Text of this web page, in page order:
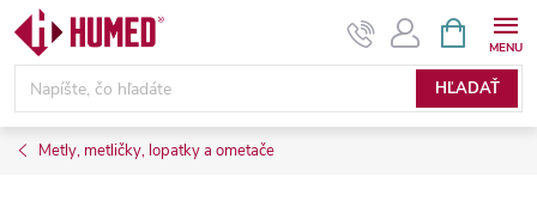
Prejsť
obsah
HĽADAŤ
KOŠÍK
Metly, metličky, lopatky a ometače